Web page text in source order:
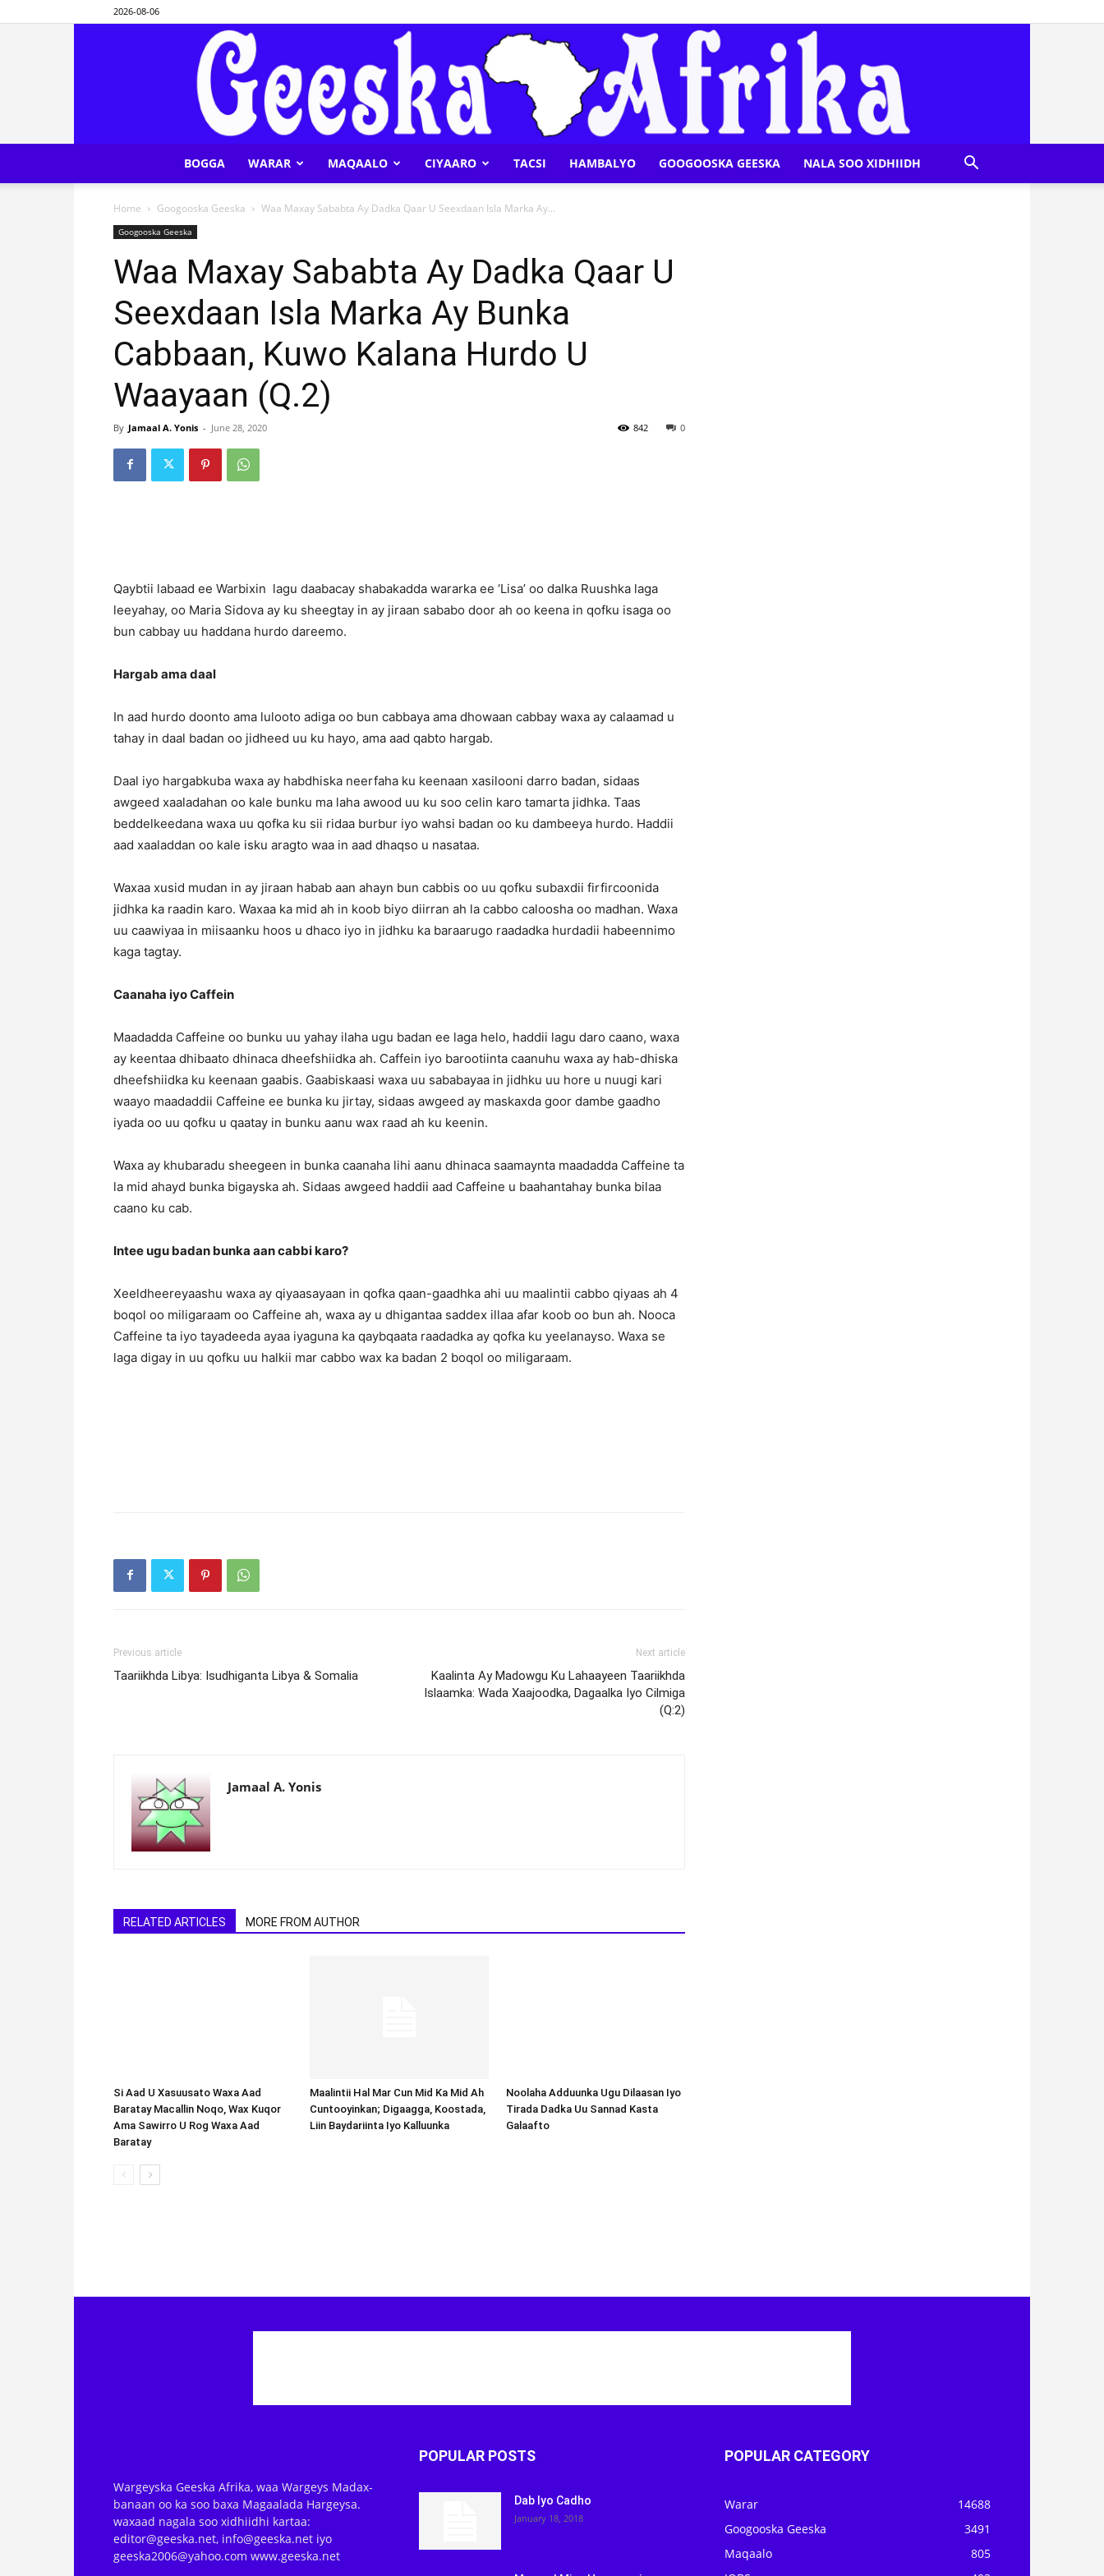
2026-08-06
BOGGA WARAR MAQAALO CIYAARO TACSI HAMBALYO GOOGOOSKA GEESKA NALA SOO XIDHIIDH
Home Googooska Geeska Waa Maxay Sababta Ay Dadka Qaar U Seexdaan Isla Marka Ay...
Googooska Geeska
Waa Maxay Sababta Ay Dadka Qaar U
Seexdaan Isla Marka Ay Bunka
Cabbaan, Kuwo Kalana Hurdo U
Waayaan (Q.2)
By Jamaal A. Yonis - June 28, 2020 0
842
Qaybtii labaad ee Warbixin lagu daabacay shabakadda wararka ee ‘Lisa’ oo dalka Ruushka laga
leeyahay, oo Maria Sidova ay ku sheegtay in ay jiraan sababo door ah oo keena in qofku isaga oo
bun cabbay uu haddana hurdo dareemo.
Hargab ama daal
In aad hurdo doonto ama lulooto adiga oo bun cabbaya ama dhowaan cabbay waxa ay calaamad u
tahay in daal badan oo jidheed uu ku hayo, ama aad qabto hargab.
Daal iyo hargabkuba waxa ay habdhiska neerfaha ku keenaan xasilooni darro badan, sidaas
awgeed xaaladahan oo kale bunku ma laha awood uu ku soo celin karo tamarta jidhka. Taas
beddelkeedana waxa uu qofka ku sii ridaa burbur iyo wahsi badan oo ku dambeeya hurdo. Haddii
aad xaaladdan oo kale isku aragto waa in aad dhaqso u nasataa.
Waxaa xusid mudan in ay jiraan habab aan ahayn bun cabbis oo uu qofku subaxdii firfircoonida
jidhka ka raadin karo. Waxaa ka mid ah in koob biyo diirran ah la cabbo caloosha oo madhan. Waxa
uu caawiyaa in miisaanku hoos u dhaco iyo in jidhku ka baraarugo raadadka hurdadii habeennimo
kaga tagtay.
Caanaha iyo Caffein
Maadadda Caffeine oo bunku uu yahay ilaha ugu badan ee laga helo, haddii lagu daro caano, waxa
ay keentaa dhibaato dhinaca dheefshiidka ah. Caffein iyo barootiinta caanuhu waxa ay hab-dhiska
dheefshiidka ku keenaan gaabis. Gaabiskaasi waxa uu sababayaa in jidhku uu hore u nuugi kari
waayo maadaddii Caffeine ee bunka ku jirtay, sidaas awgeed ay maskaxda goor dambe gaadho
iyada oo uu qofku u qaatay in bunku aanu wax raad ah ku keenin.
Waxa ay khubaradu sheegeen in bunka caanaha lihi aanu dhinaca saamaynta maadadda Caffeine ta
la mid ahayd bunka bigayska ah. Sidaas awgeed haddii aad Caffeine u baahantahay bunka bilaa
caano ku cab.
Intee ugu badan bunka aan cabbi karo?
Xeeldheereyaashu waxa ay qiyaasayaan in qofka qaan-gaadhka ahi uu maalintii cabbo qiyaas ah 4
boqol oo miligaraam oo Caffeine ah, waxa ay u dhigantaa saddex illaa afar koob oo bun ah. Nooca
Caffeine ta iyo tayadeeda ayaa iyaguna ka qaybqaata raadadka ay qofka ku yeelanayso. Waxa se
laga digay in uu qofku uu halkii mar cabbo wax ka badan 2 boqol oo miligaraam.
Previous article
Taariikhda Libya: Isudhiganta Libya & Somalia
Next article
Kaalinta Ay Madowgu Ku Lahaayeen Taariikhda
Islaamka: Wada Xaajoodka, Dagaalka Iyo Cilmiga
(Q:2)
Jamaal A. Yonis
RELATED ARTICLES MORE FROM AUTHOR
Maalintii Hal Mar Cun Mid Ka Mid Ah
Cuntooyinkan; Digaagga, Koostada,
Liin Baydariinta Iyo Kalluunka
banaan oo ka soo baxa Magaalada Hargeysa.
waxaad nagala soo xidhiidhi kartaa:
editor@geeska.net, info@geeska.net iyo
geeska2006@yahoo.com www.geeska.net
January 18, 2018
Googooska Geeska
3491
Maqaalo
805
JOBS
403